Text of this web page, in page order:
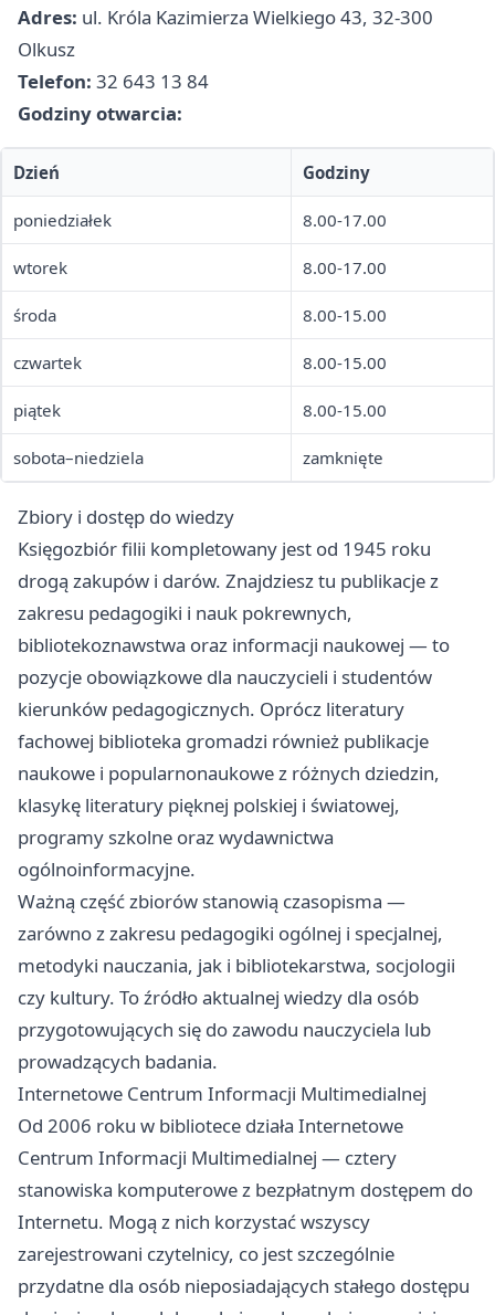
Adres: ul. Króla Kazimierza Wielkiego 43, 32-300
Olkusz
Telefon: 32 643 13 84
Godziny otwarcia:
Dzień Godziny
poniedziałek 8.00-17.00
wtorek 8.00-17.00
środa 8.00-15.00
czwartek 8.00-15.00
piątek 8.00-15.00
sobota–niedziela zamknięte
Zbiory i dostęp do wiedzy
Księgozbiór filii kompletowany jest od 1945 roku
drogą zakupów i darów. Znajdziesz tu publikacje z
zakresu pedagogiki i nauk pokrewnych,
bibliotekoznawstwa oraz informacji naukowej — to
pozycje obowiązkowe dla nauczycieli i studentów
kierunków pedagogicznych. Oprócz literatury
fachowej biblioteka gromadzi również publikacje
naukowe i popularnonaukowe z różnych dziedzin,
klasykę literatury pięknej polskiej i światowej,
programy szkolne oraz wydawnictwa
ogólnoinformacyjne.
Ważną część zbiorów stanowią czasopisma —
zarówno z zakresu pedagogiki ogólnej i specjalnej,
metodyki nauczania, jak i bibliotekarstwa, socjologii
czy kultury. To źródło aktualnej wiedzy dla osób
przygotowujących się do zawodu nauczyciela lub
prowadzących badania.
Internetowe Centrum Informacji Multimedialnej
Od 2006 roku w bibliotece działa Internetowe
Centrum Informacji Multimedialnej — cztery
stanowiska komputerowe z bezpłatnym dostępem do
Internetu. Mogą z nich korzystać wszyscy
zarejestrowani czytelnicy, co jest szczególnie
przydatne dla osób nieposiadających stałego dostępu